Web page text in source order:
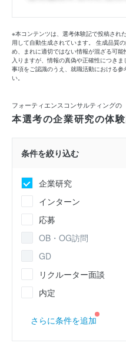
※本コンテンツは、選考体験記で投稿され
用して自動生成されています。 生成品質
め、まれに適切ではない情報が混ざる可
入りますが、情報の真偽や正確性につき
事項をご認識のうえ、就職活動における
い。
フォーティエンスコンサルティングの
本選考の企業研究の体
条件を絞り込む
企業研究
インターン
応募
OB・OG訪問
GD
リクルーター面談
内定
さらに条件を追加